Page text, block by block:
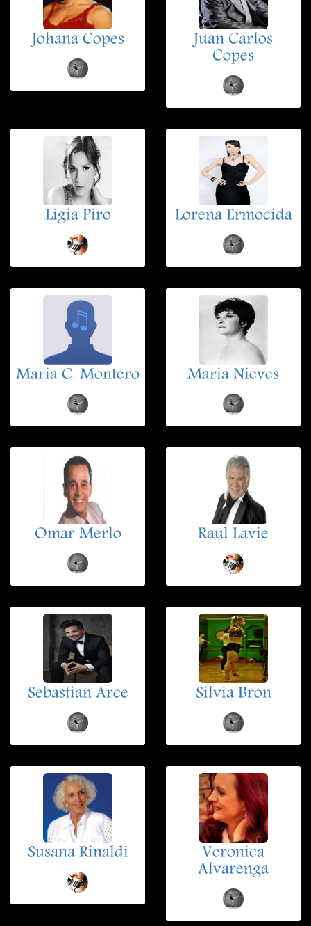
Johana Copes
Juan Carlos
Copes
Ligia Piro Lorena Ermocida
Maria C. Montero Maria Nieves
Omar Merlo Raul Lavie
Sebastian Arce Silvia Bron
Susana Rinaldi
Veronica
Alvarenga